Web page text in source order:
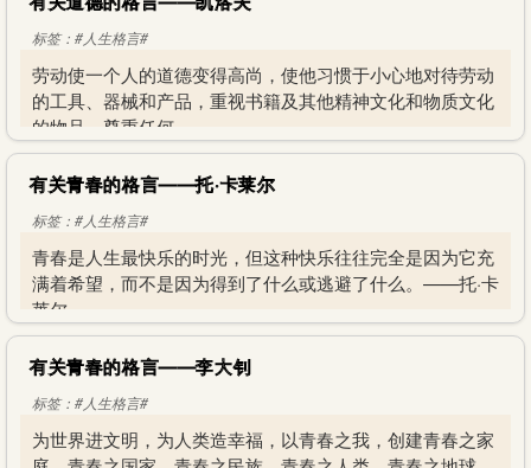
标签：#人生格言#
劳动使一个人的道德变得高尚，使他习惯于小心地对待劳动
的工具、器械和产品，重视书籍及其他精神文化和物质文化
的物品，尊重任何
有关青春的格言——托·卡莱尔
标签：#人生格言#
青春是人生最快乐的时光，但这种快乐往往完全是因为它充
满着希望，而不是因为得到了什么或逃避了什么。——托·卡
莱尔
有关青春的格言——李大钊
标签：#人生格言#
为世界进文明，为人类造幸福，以青春之我，创建青春之家